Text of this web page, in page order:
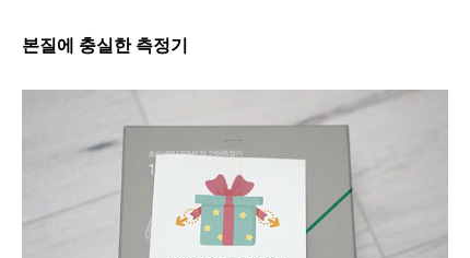
본질에 충실한 측정기